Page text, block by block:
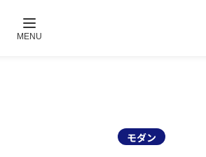
MENU
モダン